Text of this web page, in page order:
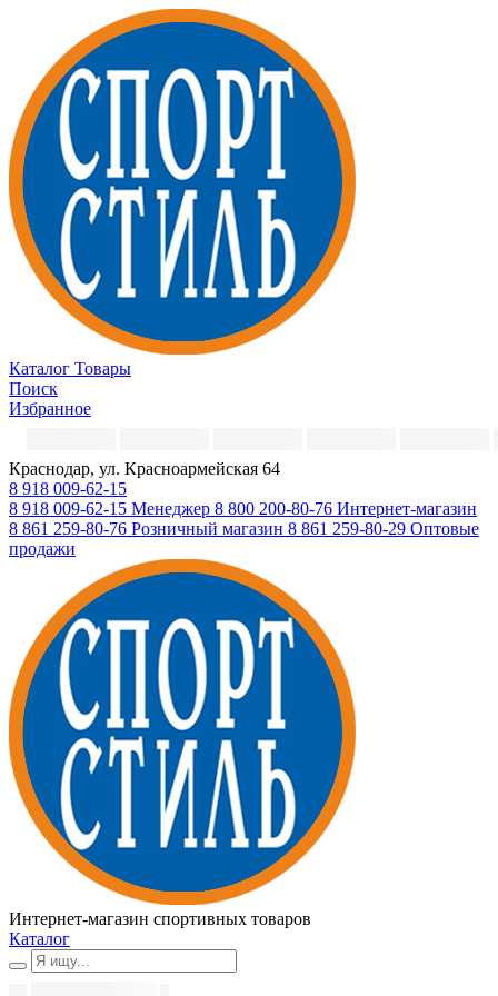
Каталог Товары
Поиск
Избранное
Краснодар, ул. Красноармейская 64
8 918 009-62-15
8 918 009-62-15 Менеджер 8 800 200-80-76 Интернет-магазин
8 861 259-80-76 Розничный магазин 8 861 259-80-29 Оптовые
продажи
Интернет-магазин спортивных товаров
Каталог